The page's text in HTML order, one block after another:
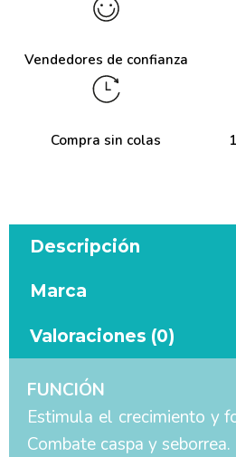
Vendedores de confianza
Compra sin colas
Descripción
Marca
Valoraciones (0)
FUNCIÓN
Estimula el crecimiento y
Combate caspa y seborrea.